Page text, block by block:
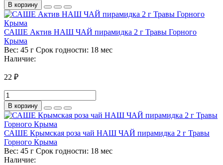
В корзину
САШЕ Актив НАШ ЧАЙ пирамидка 2 г Травы Горного
Крыма
Вес: 45 г Срок годности: 18 мес
Наличие:
22 ₽
В корзину
САШЕ Крымская роза чай НАШ ЧАЙ пирамидка 2 г Травы
Горного Крыма
Вес: 45 г Срок годности: 18 мес
Наличие: